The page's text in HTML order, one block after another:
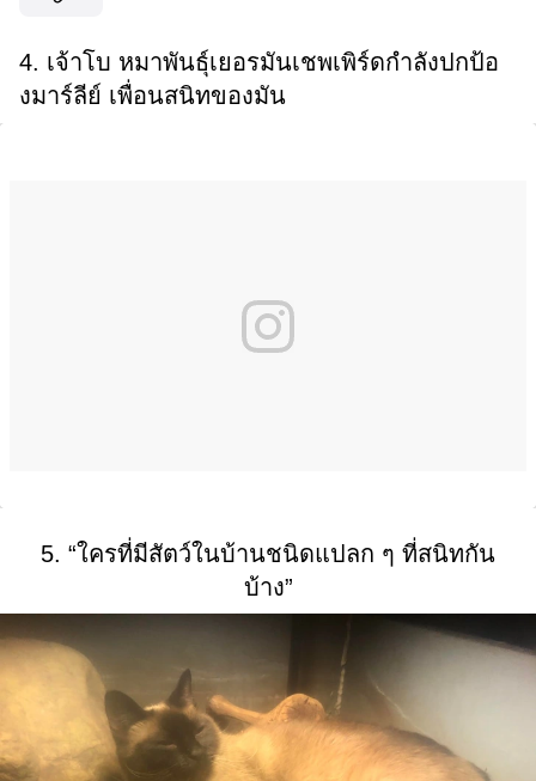
4. เจ้าโบ หมาพันธุ์เยอรมันเชพเพิร์ดกำลังปกป้อ
งมาร์ลีย์ เพื่อนสนิทของมัน
5. “ใครที่มีสัตว์ในบ้านชนิดแปลก ๆ ที่สนิทกัน
บ้าง”